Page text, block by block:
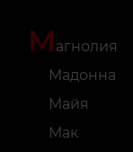
М агнолия
Мадонна
Майя
Мак